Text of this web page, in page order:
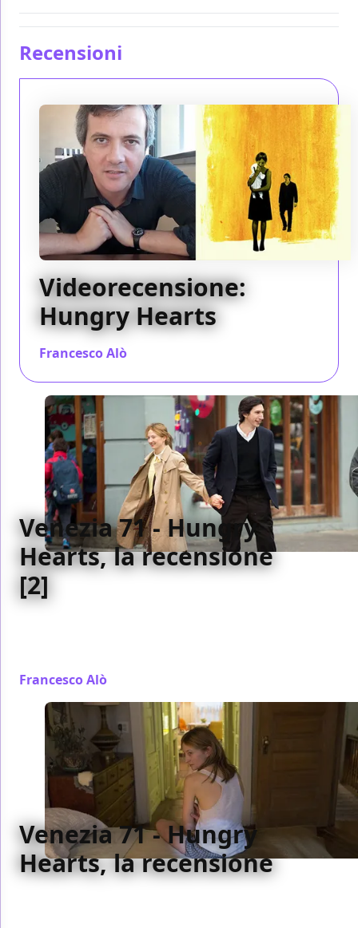
Recensioni
Videorecensione:
Hungry Hearts
Francesco Alò
Venezia 71 - Hungry
Hearts, la recensione
[2]
Francesco Alò
Venezia 71 - Hungry
Hearts, la recensione